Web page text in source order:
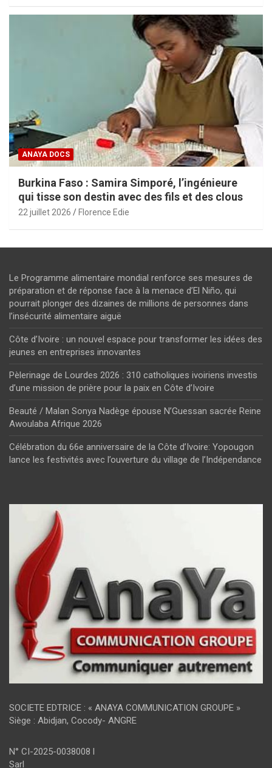
ANAYA DOCS
Burkina Faso : Samira Simporé, l’ingénieure
qui tisse son destin avec des fils et des clous
22 juillet 2026 Florence Edie
Le Programme alimentaire mondial renforce ses mesures de
préparation et de réponse face à la menace d’El Niño, qui
pourrait plonger des dizaines de millions de personnes dans
l’insécurité alimentaire aiguë
Côte d’Ivoire : un nouvel espace pour transformer les idées des
jeunes en entreprises innovantes
Pèlerinage de Lourdes 2026 : 310 catholiques ivoiriens investis
d’une mission de prière pour la paix en Côte d’Ivoire
Beauté / Malan Sonya Nadège épouse N’Guessan sacrée Reine
Awoulaba Afrique 2026
Célébration du 66e anniversaire de la Côte d’Ivoire: Yopougon
lance les festivités avec l’ouverture du village de l’Indépendance
SOCIETE EDTRICE : « ANAYA COMMUNICATION GROUPE »
Siège : Abidjan, Cocody- ANGRE
N° CI-2025-0038008 l
Sarl